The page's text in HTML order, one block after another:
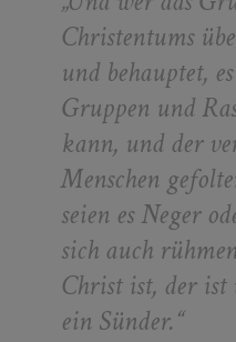
Christentums
und behauptet,
Gruppen und
kann, und der
Menschen
seien es Neger
sich auch
Christ ist, der
ein Sünder.“